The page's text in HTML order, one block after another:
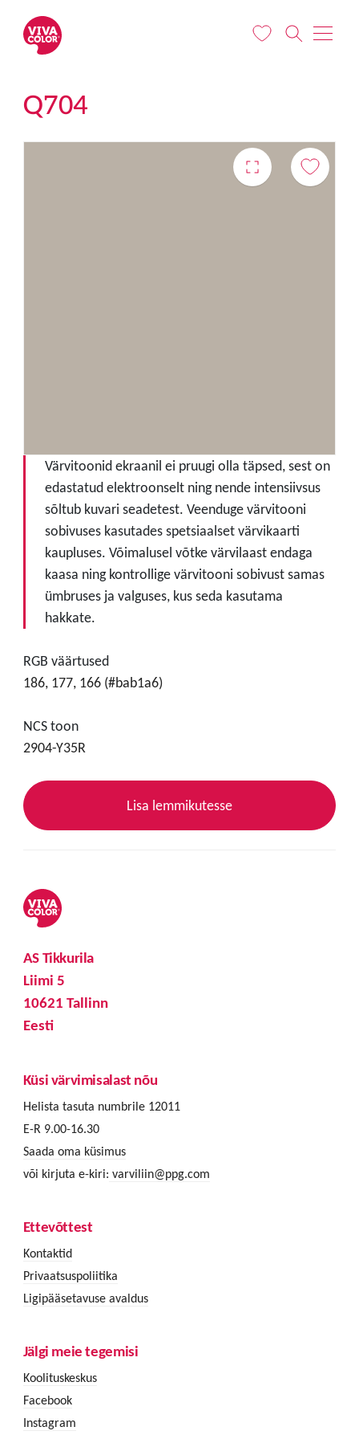
Q704
Värvitoonid ekraanil ei pruugi olla täpsed, sest on
edastatud elektroonselt ning nende intensiivsus
sõltub kuvari seadetest. Veenduge värvitooni
sobivuses kasutades spetsiaalset värvikaarti
kaupluses. Võimalusel võtke värvilaast endaga
kaasa ning kontrollige värvitooni sobivust samas
ümbruses ja valguses, kus seda kasutama
hakkate.
RGB väärtused
186, 177, 166 (#bab1a6)
NCS toon
2904-Y35R
Lisa lemmikutesse
AS Tikkurila
Liimi 5
10621 Tallinn
Eesti
Küsi värvimisalast nõu
Helista tasuta numbrile 12011
E-R 9.00-16.30
Saada oma küsimus
või kirjuta e-kiri: varviliin@ppg.com
Ettevõttest
Kontaktid
Privaatsuspoliitika
Ligipääsetavuse avaldus
Jälgi meie tegemisi
Koolituskeskus
Facebook
Instagram